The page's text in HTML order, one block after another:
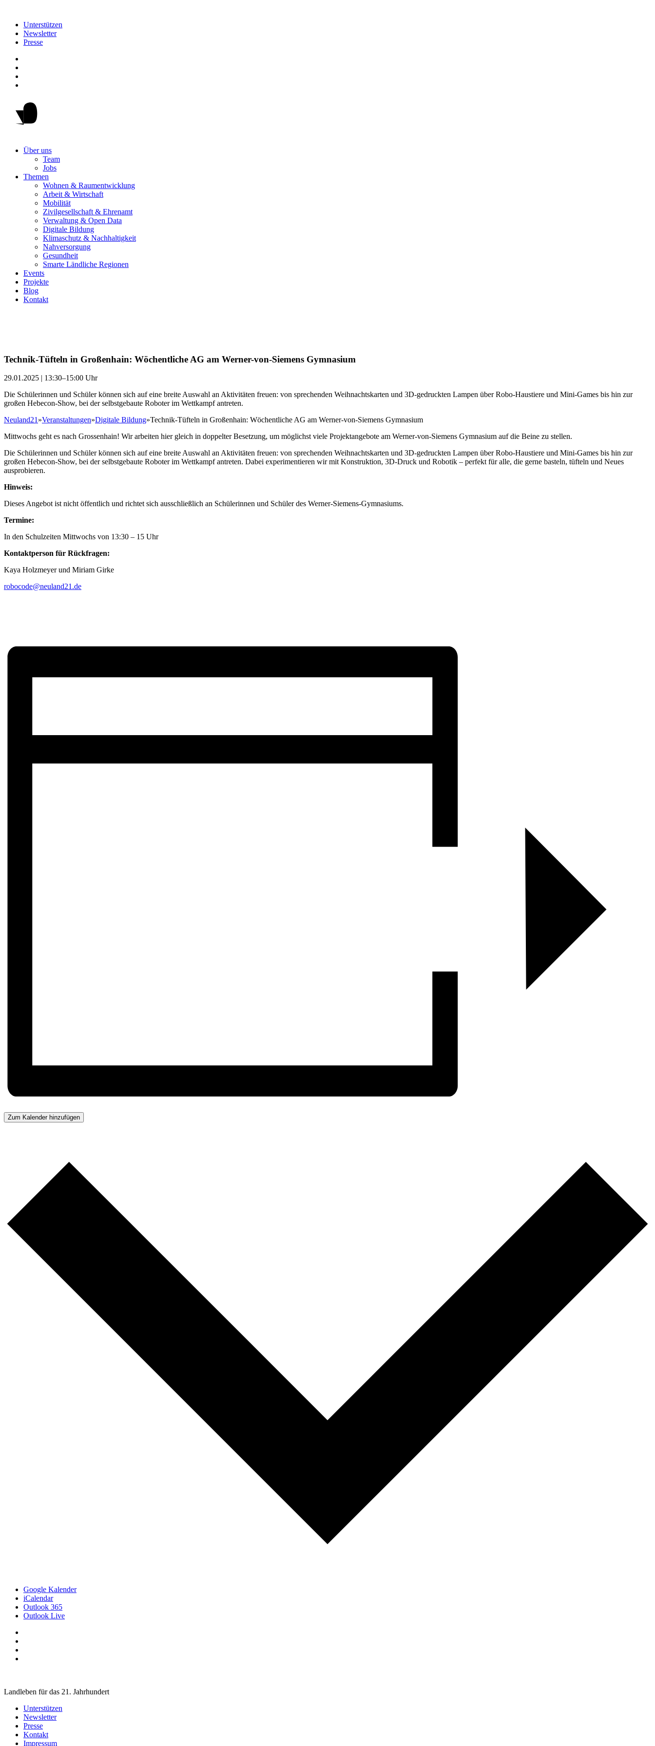
Unterstützen
Newsletter
Presse
Über uns
Team
Jobs
Themen
Wohnen & Raumentwicklung
Arbeit & Wirtschaft
Mobilität
Zivilgesellschaft & Ehrenamt
Verwaltung & Open Data
Digitale Bildung
Klimaschutz & Nachhaltigkeit
Nahversorgung
Gesundheit
Smarte Ländliche Regionen
Events
Projekte
Blog
Kontakt
Technik-Tüfteln in Großenhain: Wöchentliche AG am Werner-von-Siemens Gymnasium
29.01.2025 | 13:30–15:00 Uhr
Die Schülerinnen und Schüler können sich auf eine breite Auswahl an Aktivitäten freuen: von sprechenden Weihnachtskarten und 3D-gedruckten Lampen über Robo-Haustiere und Mini-Games bis hin zur
großen Hebecon-Show, bei der selbstgebaute Roboter im Wettkampf antreten.
Neuland21»Veranstaltungen»Digitale Bildung»Technik-Tüfteln in Großenhain: Wöchentliche AG am Werner-von-Siemens Gymnasium
Mittwochs geht es nach Grossenhain! Wir arbeiten hier gleich in doppelter Besetzung, um möglichst viele Projektangebote am Werner-von-Siemens Gymnasium auf die Beine zu stellen.
Die Schülerinnen und Schüler können sich auf eine breite Auswahl an Aktivitäten freuen: von sprechenden Weihnachtskarten und 3D-gedruckten Lampen über Robo-Haustiere und Mini-Games bis hin zur
großen Hebecon-Show, bei der selbstgebaute Roboter im Wettkampf antreten. Dabei experimentieren wir mit Konstruktion, 3D-Druck und Robotik – perfekt für alle, die gerne basteln, tüfteln und Neues
ausprobieren.
Hinweis:
Dieses Angebot ist nicht öffentlich und richtet sich ausschließlich an Schülerinnen und Schüler des Werner-Siemens-Gymnasiums.
Termine:
In den Schulzeiten Mittwochs von 13:30 – 15 Uhr
Kontaktperson für Rückfragen:
Kaya Holzmeyer und Miriam Girke
robocode@neuland21.de
Zum Kalender hinzufügen
Google Kalender
iCalendar
Outlook 365
Outlook Live
Landleben für das 21. Jahrhundert
Unterstützen
Newsletter
Presse
Kontakt
Impressum